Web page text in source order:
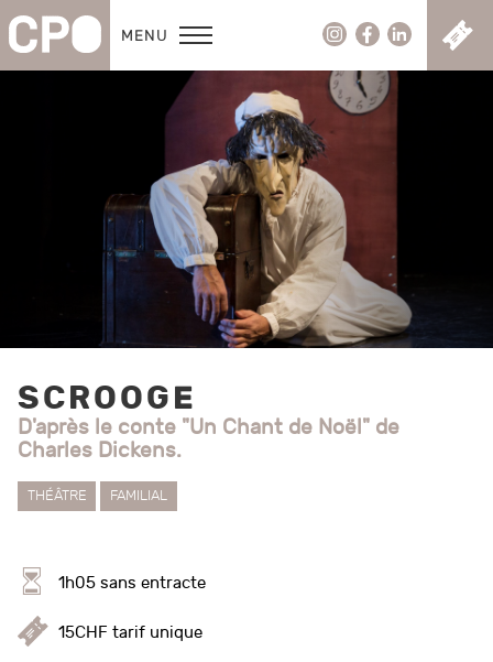
MENU C
SCROOGE
D'après le conte "Un Chant de Noël" de
Charles Dickens.
THÉÂTRE FAMILIAL
1h05 sans entracte
15CHF tarif unique